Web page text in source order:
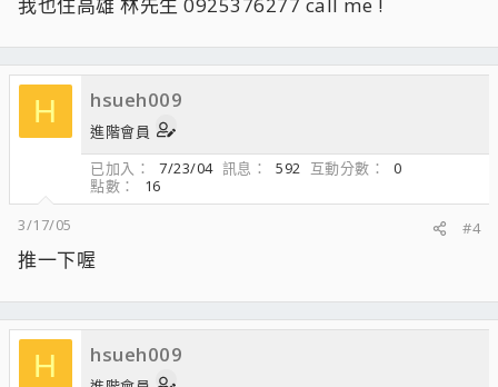
H hsueh009
進階會員
已加入
7/23/04 訊息 592 互動分數
0
點數
16
3/17/05
#4
推一下喔
H hsueh009